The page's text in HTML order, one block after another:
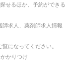
せるほか、予約ができる
求人、薬剤師求人情報
になってください。
かりつけ